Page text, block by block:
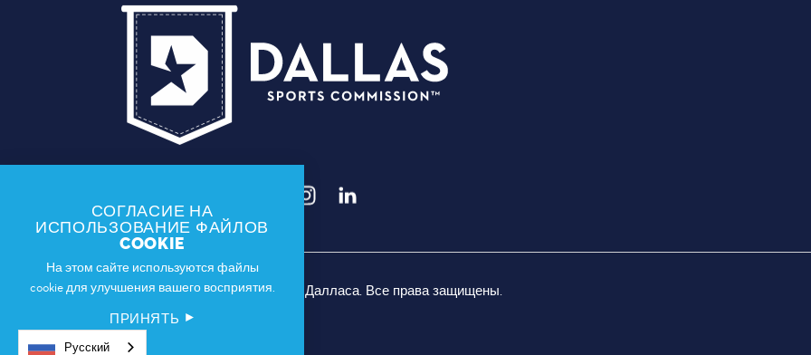
© 2026 Спортивная комиссия Далласа. Все права защищены.
СОГЛАСИЕ НА
ИСПОЛЬЗОВАНИЕ ФАЙЛОВ
COOKIE
На этом сайте используются файлы
cookie для улучшения вашего восприятия.
ПРИНЯТЬ
Русский